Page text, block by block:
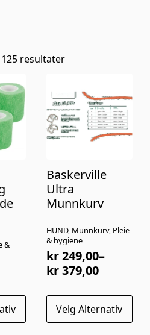
125 resultater
&
HUND, Munnkurv, Pleie
& hygiene
Baskerville
Ultra
Munnkurv
kr249,00–
kr379,00
Prisområde:
til
kr 379,00
Velg Alternativ
Dette
produktet
har